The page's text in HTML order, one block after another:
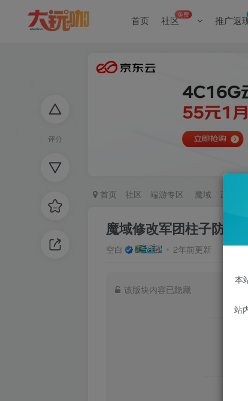
首页 社区免费 推广返
评分
首页 社区 端游专区 魔域 正文
魔域修改军团柱子防御教
空白 2年前更新
该版块内容已隐藏
本
站